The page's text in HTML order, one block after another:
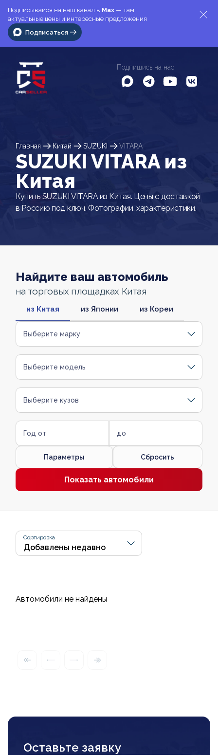
Подписывайся на наш канал в Max — там
актуальные цены и интересные предложения
Подписаться
Подпишись на нас
Главная Китай SUZUKI VITARA
SUZUKI VITARA из
Китая
Купить SUZUKI VITARA из Китая. Цены с доставкой
в Россию под ключ. Фотографии, характеристики.
Найдите ваш автомобиль
на торговых площадках Китая
из Китая из Японии из Кореи
Выберите марку
Выберите модель
Выберите кузов
Год от до
Параметры Сбросить
Показать автомобили
Сортировка
Автомобили не найдены
Оставьте заявку